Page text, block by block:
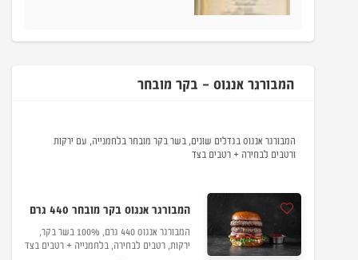
המבורגר אנגוס - בקר מובחר
המבורגר אנגוס בגדלים שונים, בשר בקר מובחר בלחמנייה, עם ירקות
ורטבים לבחירה + רטבים בצד
המבורגר אנגוס בקר מובחר 440 גרם
המבורגר אנגוס 440 גרם, 100% בשר בקר,
ירקות, רטבים לבחירה, בלחמנייה + רטבים בצד